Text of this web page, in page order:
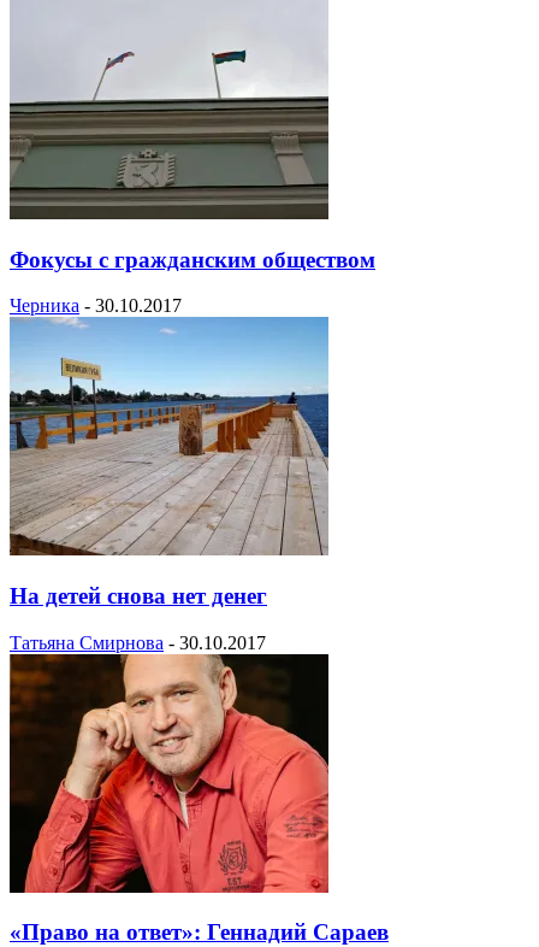
Фокусы с гражданским обществом
Черника - 30.10.2017
На детей снова нет денег
Татьяна Смирнова - 30.10.2017
«Право на ответ»: Геннадий Сараев